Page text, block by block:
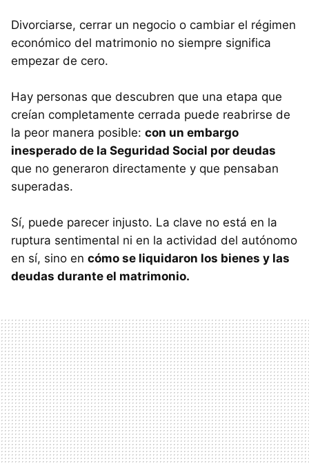
Divorciarse, cerrar un negocio o cambiar el régimen
económico del matrimonio no siempre significa
empezar de cero.
Hay personas que descubren que una etapa que
creían completamente cerrada puede reabrirse de
la peor manera posible: con un embargo
inesperado de la Seguridad Social por deudas
que no generaron directamente y que pensaban
superadas.
Sí, puede parecer injusto. La clave no está en la
ruptura sentimental ni en la actividad del autónomo
en sí, sino en cómo se liquidaron los bienes y las
deudas durante el matrimonio.